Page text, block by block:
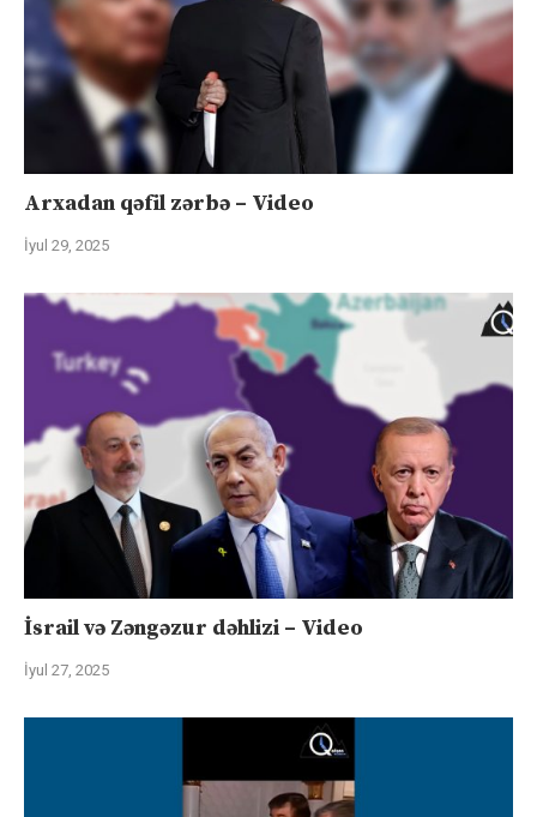
Arxadan qəfil zərbə – Video
İyul 29, 2025
İsrail və Zəngəzur dəhlizi – Video
İyul 27, 2025